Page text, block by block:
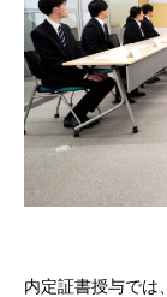
内定証書授与では